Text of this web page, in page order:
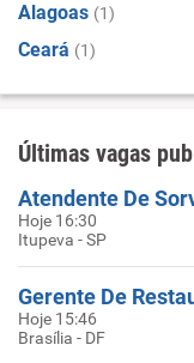
Alagoas (1)
Ceará (1)
Últimas vagas
Hoje 16:30
Itupeva - SP
Gerente De
Hoje 15:46
Brasília - DF